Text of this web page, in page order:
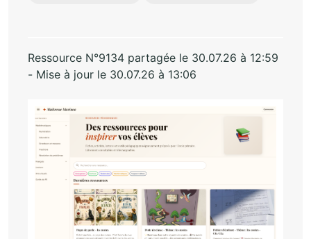
Ressource N°9134 partagée le 30.07.26 à 12:59
- Mise à jour le 30.07.26 à 13:06